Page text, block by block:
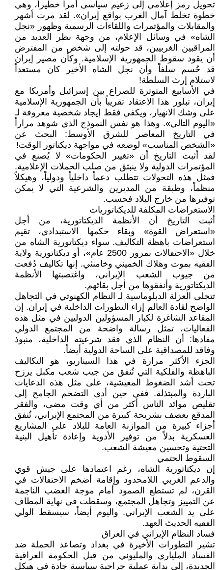
تحويل رمز إعلامي إلى زعيم سياسي أمراً خطيراً، وهي
خطوة تخلط آمال الغرب بواقع إيران». لقد مرت أشهر
والمقابلات والمؤتمرات واللقاءات الرسمية وظهور «نجل
الشاه» في وسائل الإعلام، من وجهة نظر العديد من
المراقبين الغربيين، قد حولته إلى شخص من المفترض
أن يقود سقوط الجمهورية الإسلامية. وكأن مصير إيران
قد حُسم سلفاً وأن نجل الشاه الأخير كان مستعداً
لاستلام إرث السلطة!
في الأسابيع المتوترة للصراع بين إسرائيل وأمريكا مع
إيران، تبلور هذا الاعتقاد تقريباً بأن الجمهورية الإسلامية
على وشك الانهيار، ويكفي فقط إيجاد شخصية معروفة لـ
«اليوم التالي». وهذا هو نفس النموذج الذي شوهد مراراً
في التاريخ المعاصر للشرق الأوسط: البحث عن
«الشخص المناسب» لوضعه في مواجهة ديكتاتور الوقت!
لقد أثبت التاريخ أن «تغيير الحكومات» لا يُصنع في
المؤتمرات الدولية ولا ينبثق من صلب الحملات الإعلامية.
فمثل هذه التحولات تتطلب دعماً داخلياً ودولياً، وهيكلاً
منظماً، وطبقة من المديرين والشرعية التي لا يمكن
توفيرها من خارج البلاد فحسب.
الاستعراضات المكلفة للديكتاتوريات
أثبت التاريخ أن الأنظمة الديكتاتورية، من أجل
«استعراض القوة» وبقاء حكمها الاستبدادي، تقيم
استعراضات باهظة التكاليف. سواء ديكتاتورية الشاه من
خلال «الاحتفالات بمرور 2500 عام»، أو ديكتاتورية ولاية
الفقيه بموت وهلاك الخميني وخامنئي. إنها تكاليف دُفعت
من جيوب الشعب الإيراني، واغتصبتها الأنظمة
الديكتاتورية وأنفقوها من أجل بقائهم.
تتجلى العزلة الدبلوماسية لـ النظام الكهنوتي في التجاهل
الواضح لقادة العالم إزاء التطورات الداخلية في إيران. إن
المقاعد الشاغرة لكبار المسؤولين الدوليين في مثل هذه
الفعاليات، تمثل رسالة واضحة من المجتمع الدولي
مفادها: أن النظام الذي فقد شرعيته الداخلية، منبوذ
وفاقد للمصداقية على الساحة الدولية أيضاً.
الجزء الأكثر مرارة في هذا السيناريو، هو التكاليف
الباهظة والفلكية التي تُنفق من جيب شعب مكبل يرزح
تحت أشد الضغوط المعيشية، على مثل هذه الدعايات
الباردة والمبتذلة. ففي حين أدى التضخم الجامح إلى
تقليص موائد الناس أكثر من أي وقت مضى، والفقر
المدقع يعصف بشريحة كبيرة من المجتمع الإيراني، تُنفق
أجزاء كبيرة من الموازنة العامة للبلاد على المشاريع
العسكرية بدلاً من توفير الأدوية وإعادة تأهيل البنية
التحتية وتحسين معيشة الشعب.
السقوط الحتمي
إن ديكتاتورية الشاه، رغم اعتمادها على جيش قوي
والدعم الغربي اللامحدود وإقامة أضخم الاحتفالات في
القرن، لم تستطع الصمود أمام موجة الغضب الناجمة
عن التمييز وتجاهل المجتمع، وسقطت في نهاية المطاف
على يد الشعب الإيراني. واليوم أيضاً، سيسقط الولي
الفقيه الحديث العهد.
فساد النظام الإيراني في العراق
تشير التطورات الأخيرة في بغداد وتصاعد الحملة ضد
الفساد الملياري والمليوني من قبل الحكومة العراقية
الجديدة، إلى بداية عملية جراحية سياسية جادة في هيكل